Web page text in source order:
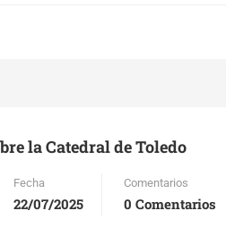
la Catedral de Toledo
Fecha
22/07/2025
Comentarios
0 Comentarios